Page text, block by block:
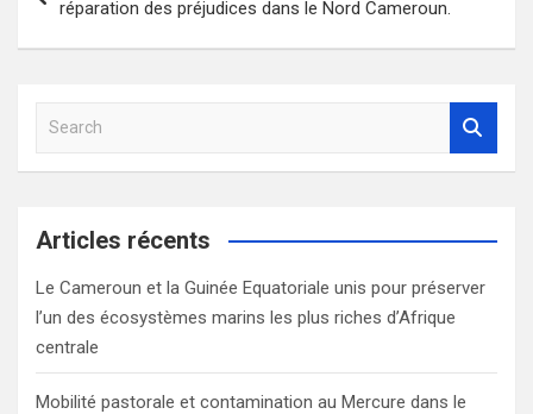
réparation des préjudices dans le Nord Cameroun.
a
c
Articles récents
Le Cameroun et la Guinée Equatoriale unis pour préserver
l’un des écosystèmes marins les plus riches d’Afrique
centrale
Mobilité pastorale et contamination au Mercure dans le